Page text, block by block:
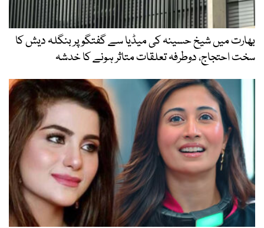
بھارت میں شیخ حسینہ کی میڈیا سے گفتگو پر بنگلہ دیش کا
سخت احتجاج، دوطرفہ تعلقات متاثر ہونے کا خدشہ